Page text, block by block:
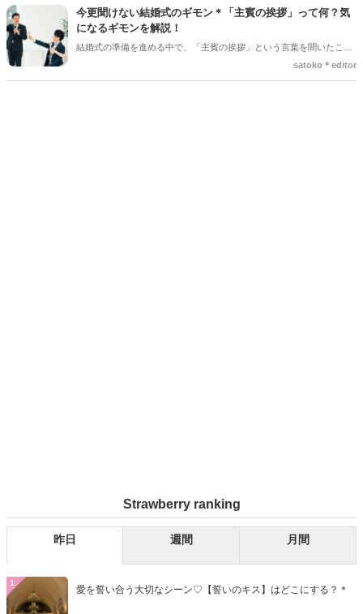
レ花嫁さんは本当にたくさんいます。 育ててくれた家族への感謝を伝
える大切な場面だからこそ、心からの想いをまっすぐ届けたいですよ
ね。今回は、読みやすい手紙の基本構成から、ゲストがおいてけぼり
にならないための素敵な工夫まで、詳しくご紹介します◎
今更聞けない結婚式のギモン＊「主賓の挨拶」って何？気
になるギモンを解説！
結婚式の準備を進める中で、「主賓の挨拶」という言葉を聞いたこと
がある人は多いのではないでしょうか＊ですが、具体的に何をするの
satoko＊editor
Strawberry ranking
昨日 週間 月間
1
愛を誓い合う大切なシーン♡【誓いのキス】はどこにする？＊